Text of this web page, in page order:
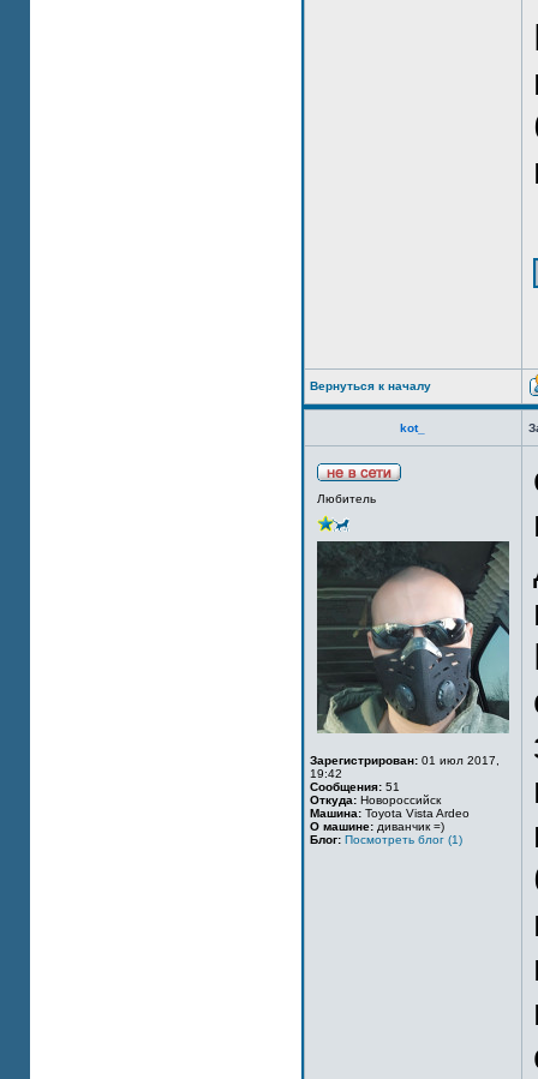
Вернуться к началу
kot_
Любитель
Зарегистрирован: 01 июл 2017,
19:42
Сообщения: 51
Откуда: Новороссийск
Машина: Toyota Vista Ardeo
О машине: диванчик =)
Блог: Посмотреть блог (1)